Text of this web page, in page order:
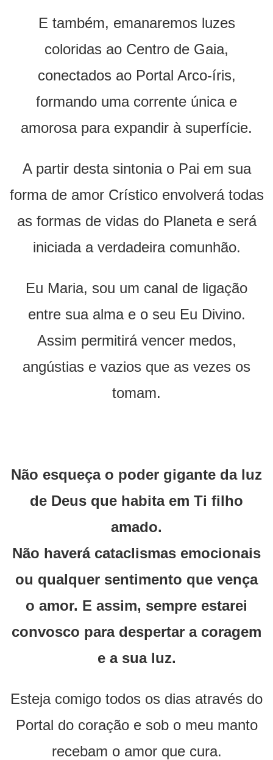
E também, emanaremos luzes
coloridas ao Centro de Gaia,
conectados ao Portal Arco-íris,
formando uma corrente única e
amorosa para expandir à superfície.
A partir desta sintonia o Pai em sua
forma de amor Crístico envolverá todas
as formas de vidas do Planeta e será
iniciada a verdadeira comunhão.
Eu Maria, sou um canal de ligação
entre sua alma e o seu Eu Divino.
Assim permitirá vencer medos,
angústias e vazios que as vezes os
tomam.
Não esqueça o poder gigante da luz
de Deus que habita em Ti filho
amado.
Não haverá cataclismas emocionais
ou qualquer sentimento que vença
o amor. E assim, sempre estarei
convosco para despertar a coragem
e a sua luz.
Esteja comigo todos os dias através do
Portal do coração e sob o meu manto
recebam o amor que cura.